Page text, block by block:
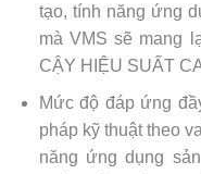
tạo, tính năng ứng
mà VMS sẽ mang
CẬY HIỆU SUẤT
Mức độ đáp ứng
pháp kỹ thuật theo
năng ứng dụng